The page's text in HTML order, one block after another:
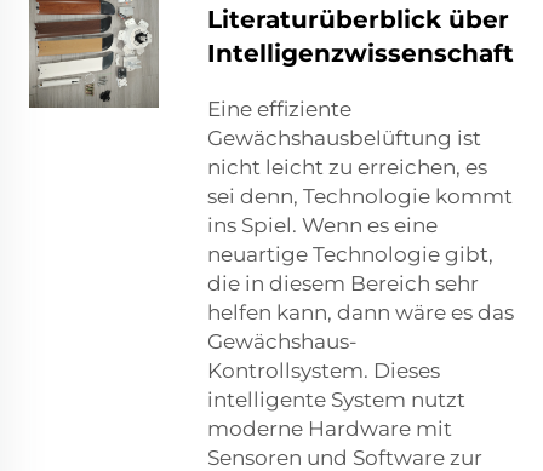
Literaturüberblick über
Intelligenzwissenschaft
Eine effiziente
Gewächshausbelüftung ist
nicht leicht zu erreichen, es
sei denn, Technologie kommt
ins Spiel. Wenn es eine
neuartige Technologie gibt,
die in diesem Bereich sehr
helfen kann, dann wäre es das
Gewächshaus-
Kontrollsystem. Dieses
intelligente System nutzt
moderne Hardware mit
Sensoren und Software zur